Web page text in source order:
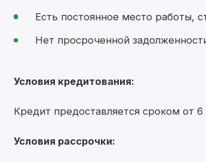
Есть постоянное место работы,
Нет просроченной
Условия кредитования:
Кредит предоставляется сроком от
Условия рассрочки: